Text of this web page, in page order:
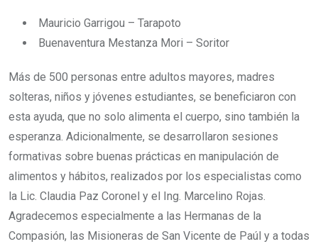
Mauricio Garrigou – Tarapoto
Buenaventura Mestanza Mori – Soritor
Más de 500 personas entre adultos mayores, madres
solteras, niños y jóvenes estudiantes, se beneficiaron con
esta ayuda, que no solo alimenta el cuerpo, sino también la
esperanza. Adicionalmente, se desarrollaron sesiones
formativas sobre buenas prácticas en manipulación de
alimentos y hábitos, realizados por los especialistas como
la Lic. Claudia Paz Coronel y el Ing. Marcelino Rojas.
Agradecemos especialmente a las Hermanas de la
Compasión, las Misioneras de San Vicente de Paúl y a todas